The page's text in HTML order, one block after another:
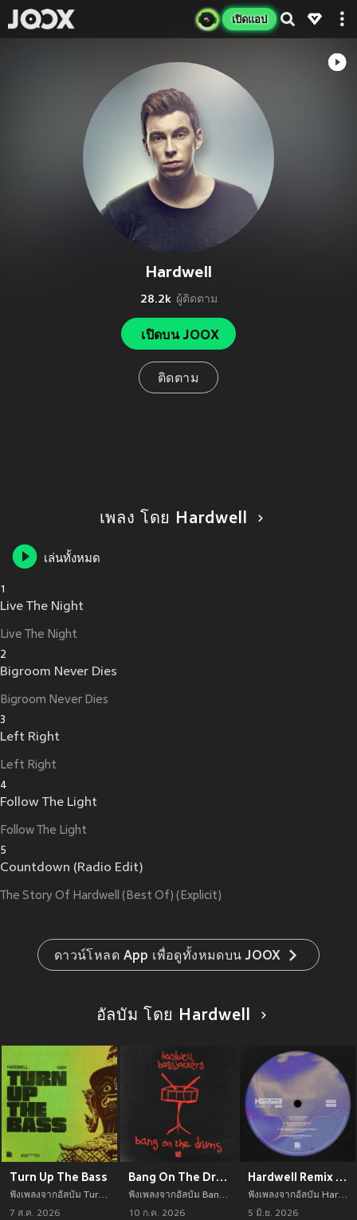
เปิดแอป
Hardwell
28.2k ผู้ติดตาม
เปิดบน JOOX
ติดตาม
เพลง โดย Hardwell
เล่นทั้งหมด
1
Live The Night
Live The Night
2
Bigroom Never Dies
Bigroom Never Dies
3
Left Right
Left Right
4
Follow The Light
Follow The Light
5
Countdown (Radio Edit)
The Story Of Hardwell (Best Of) (Explicit)
ดาวน์โหลด App เพื่อดูทั้งหมดบน JOOX
อัลบัม โดย Hardwell
Turn Up The Bass
ฟังเพลงจากอัลบัม Turn Up The Bass เพลงใหม่จาก อัพเดทเพลงใหม่ล่าสุดก่อนใคร ตลอดปี 2021
7 ส.ค. 2026
Bang On The Drums
ฟังเพลงจากอัลบัม Bang On The Drums เพลงใหม่จาก อัพเดทเพลงใหม่ล่าสุดก่อนใคร ตลอดปี 2021
10 ก.ค. 2026
Hardwell Remix EP
ฟังเพลงจากอัลบัม Hardwell Remix EP เพลงใหม่จาก อัพเดทเพลงใหม่ล่าสุดก่อนใคร ตลอดปี 2021
5 มิ.ย. 2026